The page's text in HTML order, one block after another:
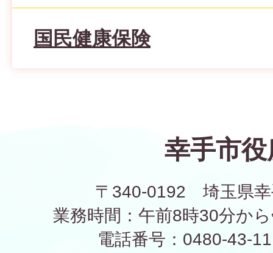
国民健康保険
幸手市役
〒340-0192 埼玉県幸
業務時間：午前8時30分か
電話番号：0480-43-